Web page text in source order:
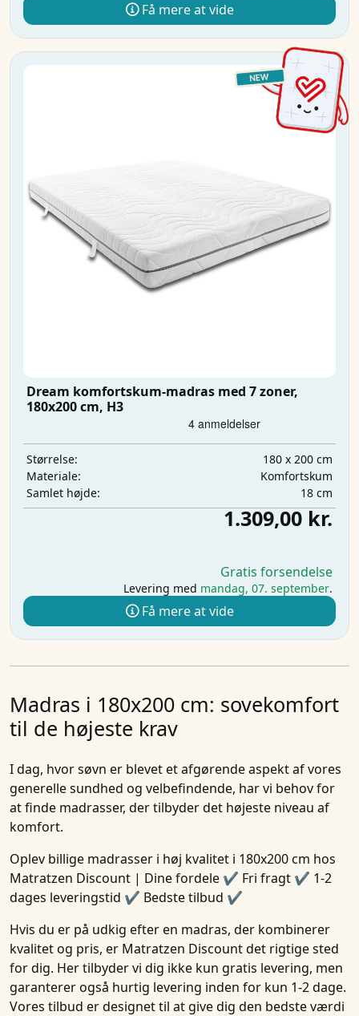
Få mere at vide
Dream komfortskum-madras med 7 zoner,
180x200 cm, H3
Størrelse:
180 x 200 cm
Materiale:
Komfortskum
Samlet højde:
18 cm
1.309,00 kr.
Gratis forsendelse
Levering med mandag, 07. september.
Få mere at vide
Madras i 180x200 cm: sovekomfort
til de højeste krav
I dag, hvor søvn er blevet et afgørende aspekt af vores
generelle sundhed og velbefindende, har vi behov for
at finde madrasser, der tilbyder det højeste niveau af
komfort.
Oplev billige madrasser i høj kvalitet i 180x200 cm hos
Matratzen Discount | Dine fordele ✔ Fri fragt ✔ 1-2
dages leveringstid ✔ Bedste tilbud ✔
Hvis du er på udkig efter en madras, der kombinerer
kvalitet og pris, er Matratzen Discount det rigtige sted
for dig. Her tilbyder vi dig ikke kun gratis levering, men
garanterer også hurtig levering inden for kun 1-2 dage.
Vores tilbud er designet til at give dig den bedste værdi